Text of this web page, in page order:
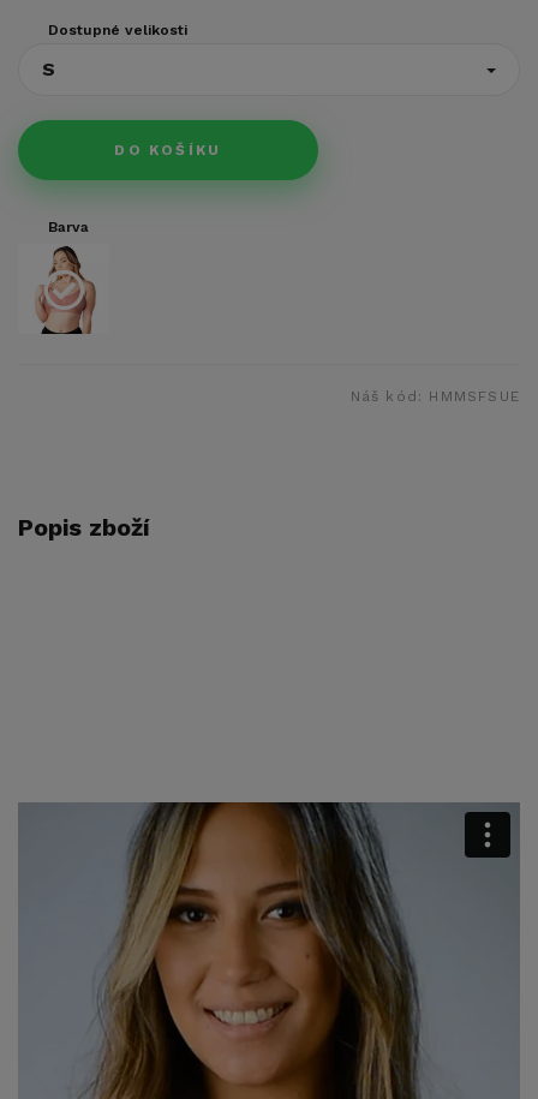
Dostupné velikosti
S
DO KOŠÍKU
Barva
Náš kód: HMMSFSUE
Popis zboží